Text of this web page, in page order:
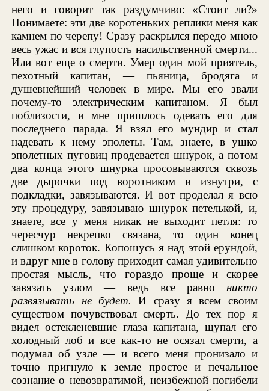
него и говорит так раздумчиво: «Стоит ли?»
Понимаете: эти две коротеньких реплики меня как
камнем по черепу! Сразу раскрылся передо мною
весь ужас и вся глупость насильственной смерти...
Или вот еще о смерти. Умер один мой приятель,
пехотный капитан, — пьяница, бродяга и
душевнейший человек в мире. Мы его звали
почему-то электрическим капитаном. Я был
поблизости, и мне пришлось одевать его для
последнего парада. Я взял его мундир и стал
надевать к нему эполеты. Там, знаете, в ушко
эполетных пуговиц продевается шнурок, а потом
два конца этого шнурка просовываются сквозь
две дырочки под воротником и изнутри, с
подкладки, завязываются. И вот проделал я всю
эту процедуру, завязываю шнурок петелькой, и,
знаете, все у меня никак не выходит петля: то
чересчур некрепко связана, то один конец
слишком короток. Копошусь я над этой ерундой,
и вдруг мне в голову приходит самая удивительно
простая мысль, что гораздо проще и скорее
завязать узлом — ведь все равно никто
развязывать не будет. И сразу я всем своим
существом почувствовал смерть. До тех пор я
видел остекленевшие глаза капитана, щупал его
холодный лоб и все как-то не осязал смерти, а
подумал об узле — и всего меня пронизало и
точно пригнуло к земле простое и печальное
сознание о невозвратимой, неизбежной погибели